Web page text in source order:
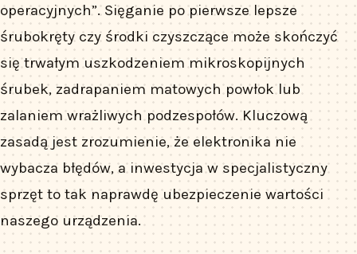
operacyjnych”. Sięganie po pierwsze lepsze
śrubokręty czy środki czyszczące może skończyć
się trwałym uszkodzeniem mikroskopijnych
śrubek, zadrapaniem matowych powłok lub
zalaniem wrażliwych podzespołów. Kluczową
zasadą jest zrozumienie, że elektronika nie
wybacza błędów, a inwestycja w specjalistyczny
sprzęt to tak naprawdę ubezpieczenie wartości
naszego urządzenia.